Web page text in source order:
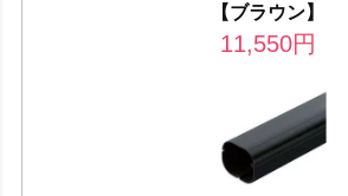
【ブラウン】
11,550円